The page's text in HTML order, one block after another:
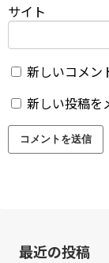
サイト
新しいコメン
新しい投稿を
最近の投稿